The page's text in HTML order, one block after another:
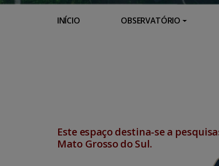
INÍCIO OBSERVATÓRIO
Este espaço destina-se a
Mato Grosso do Sul.